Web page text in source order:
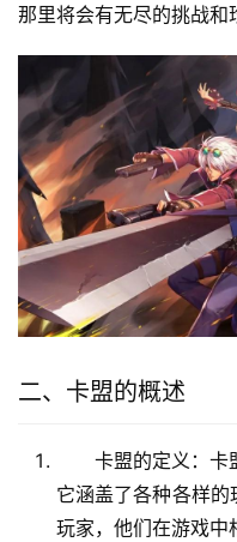
那里将会有无尽的挑战和
二、卡盟的概述
卡盟的定义：卡
它涵盖了各种各样
玩家，他们在游戏中